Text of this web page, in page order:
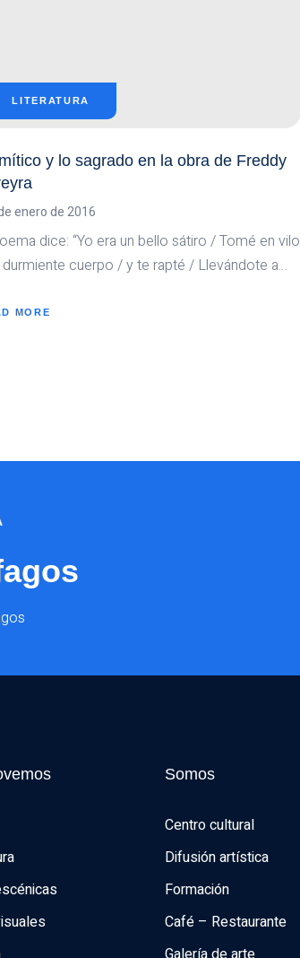
LITERATURA
y lo sagrado en la obra de Freddy
enero de 2016
dice: “Yo era un bello sátiro / Tomé en vilo
durmiente cuerpo / y te rapté / Llevándote a…
MORE
Somos
Centro cultural
Difusión artística
Formación
Café – Restaurante